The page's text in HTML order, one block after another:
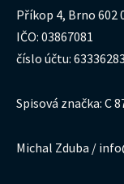
Příkop 4, Brno 602
IČO: 03867081
číslo účtu:
Spisová značka: C
Michal Zduba /